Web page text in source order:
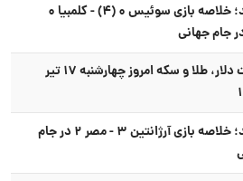
ببینید؛ خلاصه بازی سوئیس ۰ (۴) - کلمبیا ۰
قیمت دلار، طلا و سکه امروز چهارشنبه ۱۷ تیر
ببینید؛ خلاصه بازی آرژانتین ۳ - مصر ۲ در جام